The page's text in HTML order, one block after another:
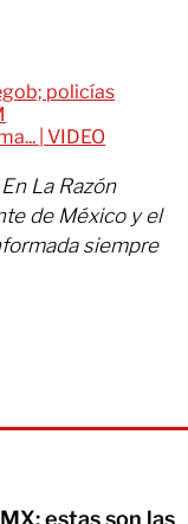
policías
| VIDEO
La Razón
de México y el
siempre
estas son las